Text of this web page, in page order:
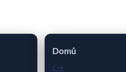
Domů
/ →